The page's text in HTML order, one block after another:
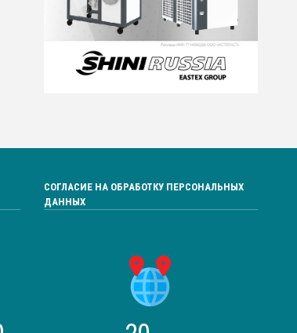
СОГЛАСИЕ НА ОБРАБОТКУ ПЕРСОНАЛЬНЫХ
ДАННЫХ